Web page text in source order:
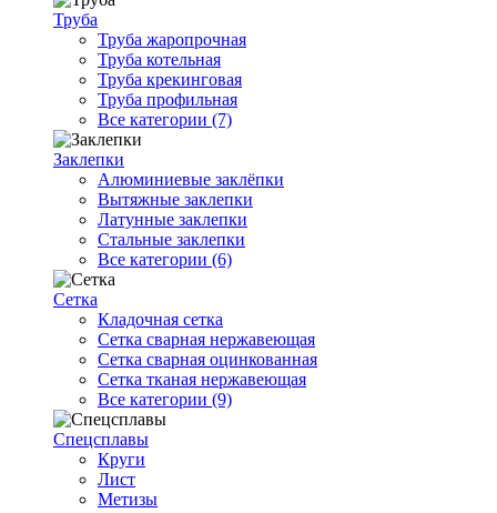
Труба
Труба жаропрочная
Труба котельная
Труба крекинговая
Труба профильная
Все категории (7)
Заклепки
Алюминиевые заклёпки
Вытяжные заклепки
Латунные заклепки
Стальные заклепки
Все категории (6)
Сетка
Кладочная сетка
Сетка сварная нержавеющая
Сетка сварная оцинкованная
Сетка тканая нержавеющая
Все категории (9)
Спецсплавы
Круги
Лист
Метизы